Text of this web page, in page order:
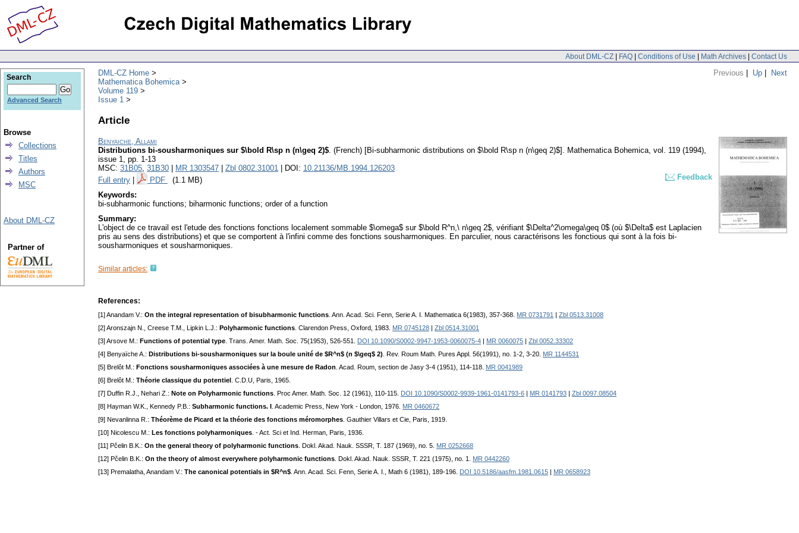
About DML-CZ | FAQ | Conditions of Use | Math Archives | Contact Us
Previous | Up | Next
DML-CZ Home
Mathematica Bohemica
Volume 119
Issue 1
Article
Benyaiche, Allami
Distributions bi-sousharmoniques sur $\bold R\sp n (n\geq 2)$. (French) [Bi-subharmonic distributions on $\bold R\sp n (n\geq 2)$]. Mathematica Bohemica, vol. 119 (1994),
issue 1, pp. 1-13
MSC: 31B05, 31B30 MR 1303547 Zbl 0802.31001 | DOI: 10.21136/MB.1994.126203
Full entry
PDF (1.1 MB)
Feedback
Keywords:
bi-subharmonic functions; biharmonic functions; order of a function
Summary:
L'object de ce travail est l'etude des fonctions fonctions localement sommable $\omega$ sur $\bold R^n,\ n\geq 2$, vérifiant $\Delta^2\omega\geq 0$ (où $\Delta$ est Laplacien
pris au sens des distributions) et que se comportent à l'infini comme des fonctions sousharmoniques. En parculier, nous caractérisons les fonctious qui sont à la fois bi-
sousharmoniques et sousharmoniques.
Similar articles:
References:
[1] Anandam V.: On the integral representation of bisubharmonic functions . Ann. Acad. Sci. Fenn, Serie A. I. Mathematica 6(1983), 357-368. MR 0731791
Zbl 0513.31008
[2] Aronszajn N., Creese T.M., Lipkin L.J.: Polyharmonic functions . Clarendon Press, Oxford, 1983. MR 0745128
Zbl 0514.31001
[3] Arsove M.: Functions of potential type . Trans. Amer. Math. Soc. 75(1953), 526-551. DOI 10.1090/S0002-9947-1953-0060075-4 MR 0060075
Zbl 0052.33302
[4] Benyaïche A.: Distributions bi-sousharmoniques sur la boule unité de $R^n$ (n $\geq$ 2) . Rev. Roum Math. Pures Appl. 56(1991), no. 1-2, 3-20. MR 1144531
[5] Brelôt M.: Fonctions sousharmoniques associées à une mesure de Radon . Acad. Roum, section de Jasy 3-4 (1951), 114-118. MR 0041989
[6] Brelôt M.: Théorie classique du potentiel
. C.D.U, Paris, 1965.
[7] Duffin R.J., Nehari Z.: Note on Polyharmonic functions . Proc Amer. Math. Soc. 12 (1961), 110-115. DOI 10.1090/S0002-9939-1961-0141793-6 MR 0141793
Zbl 0097.08504
[8] Hayman W.K., Kennedy P.B.: Subharmonic functions. I . Academic Press, New York - London, 1976. MR 0460672
[9] Nevanlinna R.: Théorème de Picard et la théorie des fonctions méromorphes . Gauthier Villars et Cie, Paris, 1919.
[10] Nicolescu M.: Les fonctions polyharmoniques . - Act. Sci et Ind. Herman, Paris, 1936.
[11] Pčelin B.K.: On the general theory of polyharmonic functions . Dokl. Akad. Nauk. SSSR, T. 187 (1969), no. 5. MR 0252668
[12] Pčelin B.K.: On the theory of almost everywhere polyharmonic functions . Dokl. Akad. Nauk. SSSR, T. 221 (1975), no. 1. MR 0442260
[13] Premalatha, Anandam V.: The canonical potentials in $R^n$ . Ann. Acad. Sci. Fenn, Serie A. I., Math 6 (1981), 189-196. DOI 10.5186/aasfm.1981.0615 MR 0658923
Search
Advanced Search
Browse
Collections
Titles
Authors
MSC
About DML-CZ
Partner of